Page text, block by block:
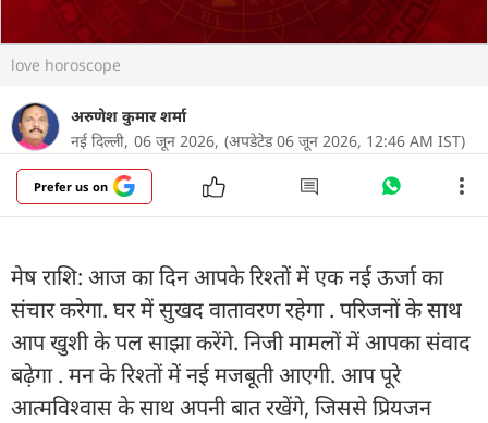
love horoscope
अरुणेश कुमार शर्मा
नई दिल्ली, 06 जून 2026, (अपडेटेड 06 जून 2026, 12:46 AM IST)
Prefer us on
मेष राशि: आज का दिन आपके रिश्तों में एक नई ऊर्जा का
संचार करेगा. घर में सुखद वातावरण रहेगा . परिजनों के साथ
आप खुशी के पल साझा करेंगे. निजी मामलों में आपका संवाद
बढ़ेगा . मन के रिश्तों में नई मजबूती आएगी. आप पूरे
आत्मविश्वास के साथ अपनी बात रखेंगे, जिससे प्रियजन